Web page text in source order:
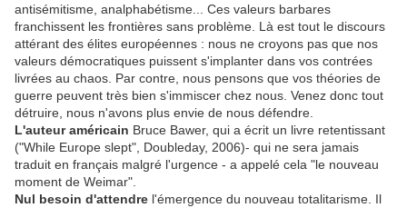
antisémitisme, analphabétisme... Ces valeurs barbares
franchissent les frontières sans problème. Là est tout le discours
attérant des élites européennes : nous ne croyons pas que nos
valeurs démocratiques puissent s'implanter dans vos contrées
livrées au chaos. Par contre, nous pensons que vos théories de
guerre peuvent très bien s'immiscer chez nous. Venez donc tout
détruire, nous n'avons plus envie de nous défendre.
L'auteur américain Bruce Bawer, qui a écrit un livre retentissant
("While Europe slept", Doubleday, 2006)- qui ne sera jamais
traduit en français malgré l'urgence - a appelé cela "le nouveau
moment de Weimar".
Nul besoin d'attendre l'émergence du nouveau totalitarisme. Il